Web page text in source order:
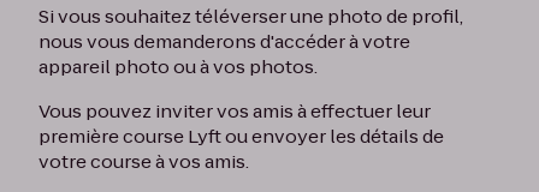
Si vous souhaitez téléverser une photo de profil,
nous vous demanderons d'accéder à votre
appareil photo ou à vos photos.
Vous pouvez inviter vos amis à effectuer leur
première course Lyft ou envoyer les détails de
votre course à vos amis.